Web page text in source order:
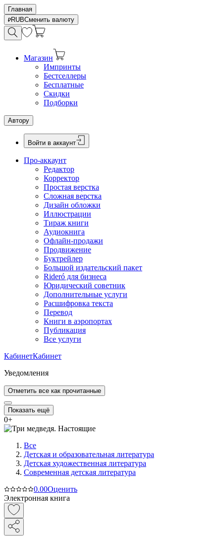
Главная
RUBСменить валюту
Магазин
Импринты
Бестселлеры
Бесплатные
Скидки
Подборки
Автору
Войти в аккаунт
Про-аккаунт
Редактор
Корректор
Простая верстка
Сложная верстка
Дизайн обложки
Иллюстрации
Тираж книги
Аудиокнига
Офлайн-продажи
Продвижение
Буктрейлер
Большой издательский пакет
Rideró для бизнеса
Юридический советник
Дополнительные услуги
Расшифровка текста
Перевод
Книги в аэропортах
Публикация
Все услуги
КабинетКабинет
Уведомления
Отметить все как прочитанные
Показать ещё
0+
Все
Детская и образовательная литература
Детская художественная литература
Современная детская литература
0.00Оценить
Электронная книга